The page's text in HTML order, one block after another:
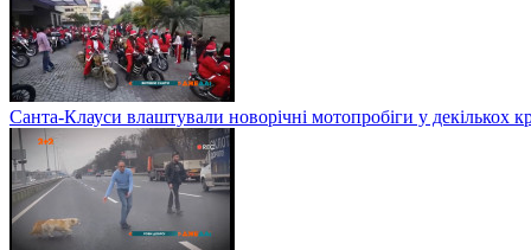
Санта-Клауси влаштували новорічні мотопробіги у декількох